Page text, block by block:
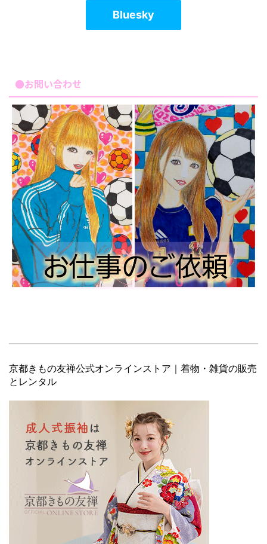
Bluesky
●お問い合わせ
京都きもの友禅公式オンラインストア｜着物・雑貨の販売
とレンタル